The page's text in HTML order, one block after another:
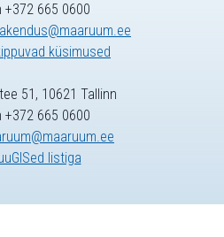
+372 665 0600
küsimused
51, 10621 Tallinn
+372 665 0600
listiga